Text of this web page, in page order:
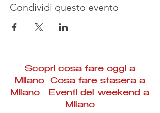
Condividi questo evento
Scopri cosa fare oggi a
MilanoCosa fare stasera a
Milano Eventi del weekend a
Milano